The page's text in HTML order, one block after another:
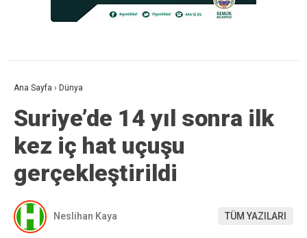
Ana Sayfa › Dünya
Suriye’de 14 yıl sonra ilk
kez iç hat uçuşu
gerçekleştirildi
Neslihan Kaya TÜM YAZILARI